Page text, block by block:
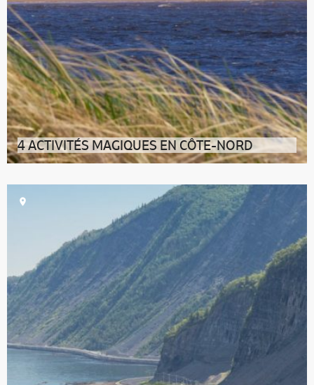
4 ACTIVITÉS MAGIQUES EN CÔTE-NORD
1 • Les eaux habitées du parc marin du Saguenay–Saint-
Laurent De réputation au m